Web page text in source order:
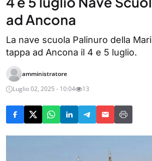
ad Ancona
La nave scuola Palinuro della
tappa ad Ancona il 4 e 5 luglio.
amministratore
Luglio 02, 2025 - 10:04
13